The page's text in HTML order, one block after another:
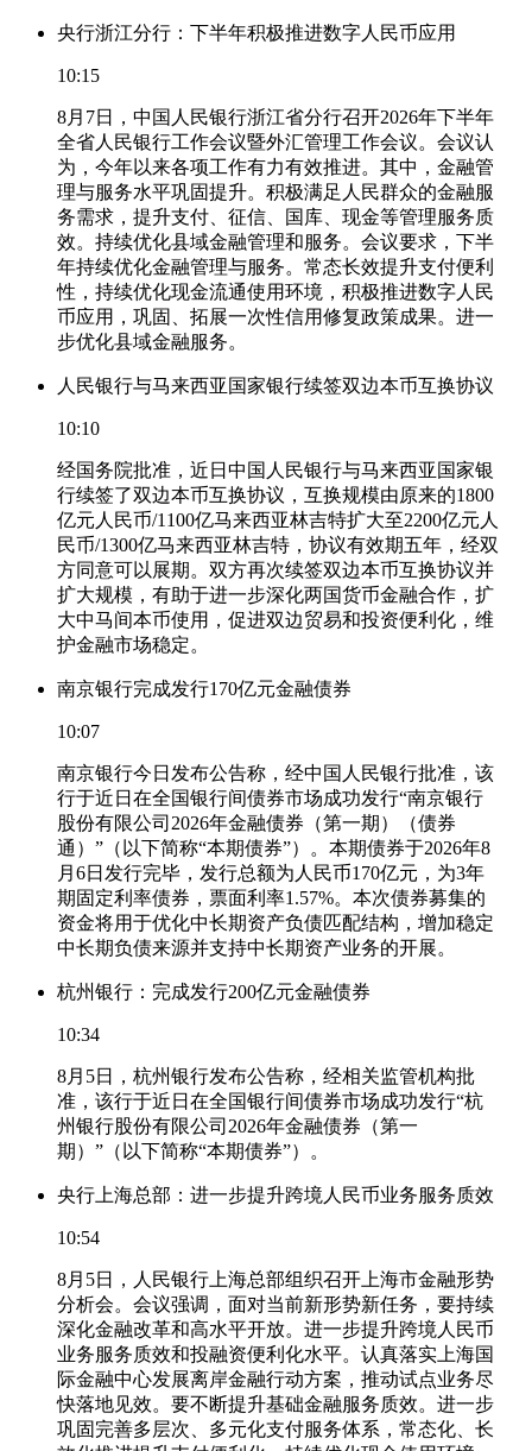
央行浙江分行：下半年积极推进数字人民币应用
10:15
8月7日，中国人民银行浙江省分行召开2026年下半年
全省人民银行工作会议暨外汇管理工作会议。会议认
为，今年以来各项工作有力有效推进。其中，金融管
理与服务水平巩固提升。积极满足人民群众的金融服
务需求，提升支付、征信、国库、现金等管理服务质
效。持续优化县域金融管理和服务。会议要求，下半
年持续优化金融管理与服务。常态长效提升支付便利
性，持续优化现金流通使用环境，积极推进数字人民
币应用，巩固、拓展一次性信用修复政策成果。进一
步优化县域金融服务。
人民银行与马来西亚国家银行续签双边本币互换协议
10:10
经国务院批准，近日中国人民银行与马来西亚国家银
行续签了双边本币互换协议，互换规模由原来的1800
亿元人民币/1100亿马来西亚林吉特扩大至2200亿元人
民币/1300亿马来西亚林吉特，协议有效期五年，经双
方同意可以展期。双方再次续签双边本币互换协议并
扩大规模，有助于进一步深化两国货币金融合作，扩
大中马间本币使用，促进双边贸易和投资便利化，维
护金融市场稳定。
南京银行完成发行170亿元金融债券
10:07
南京银行今日发布公告称，经中国人民银行批准，该
行于近日在全国银行间债券市场成功发行“南京银行
股份有限公司2026年金融债券（第一期）（债券
通）”（以下简称“本期债券”）。本期债券于2026年8
月6日发行完毕，发行总额为人民币170亿元，为3年
期固定利率债券，票面利率1.57%。本次债券募集的
资金将用于优化中长期资产负债匹配结构，增加稳定
中长期负债来源并支持中长期资产业务的开展。
杭州银行：完成发行200亿元金融债券
10:34
8月5日，杭州银行发布公告称，经相关监管机构批
准，该行于近日在全国银行间债券市场成功发行“杭
州银行股份有限公司2026年金融债券（第一
期）”（以下简称“本期债券”）。
央行上海总部：进一步提升跨境人民币业务服务质效
10:54
8月5日，人民银行上海总部组织召开上海市金融形势
分析会。会议强调，面对当前新形势新任务，要持续
深化金融改革和高水平开放。进一步提升跨境人民币
业务服务质效和投融资便利化水平。认真落实上海国
际金融中心发展离岸金融行动方案，推动试点业务尽
快落地见效。要不断提升基础金融服务质效。进一步
巩固完善多层次、多元化支付服务体系，常态化、长